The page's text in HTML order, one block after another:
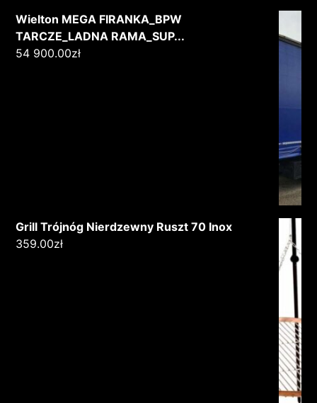
Wielton MEGA FIRANKA_BPW
TARCZE_LADNA RAMA_SUP...
54 900.00zł
Grill Trójnóg Nierdzewny Ruszt 70 Inox
359.00zł